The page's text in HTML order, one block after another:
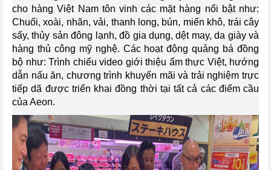
cho hàng Việt Nam tôn vinh các mặt hàng nổi bật như:
Chuối, xoài, nhãn, vải, thanh long, bún, miến khô, trái cây
sấy, thủy sản đông lạnh, đồ gia dụng, dệt may, da giày và
hàng thủ công mỹ nghệ. Các hoạt động quảng bá đồng
bộ như: Trình chiếu video giới thiệu ẩm thực Việt, hướng
dẫn nấu ăn, chương trình khuyến mãi và trải nghiệm trực
tiếp dã được triển khai đồng thời tại tất cả các điểm cầu
của Aeon.